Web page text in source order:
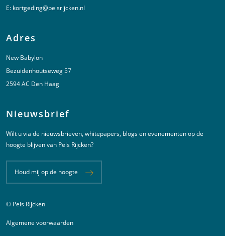
E: kortgeding@pelsrijcken.nl
Adres
New Babylon
Bezuidenhoutseweg 57
2594 AC Den Haag
Nieuwsbrief
Wilt u via de nieuwsbrieven, whitepapers, blogs en evenementen op de
hoogte blijven van Pels Rijcken?
Houd mij op de hoogte
Juridische informatie
© Pels Rijcken
Algemene voorwaarden